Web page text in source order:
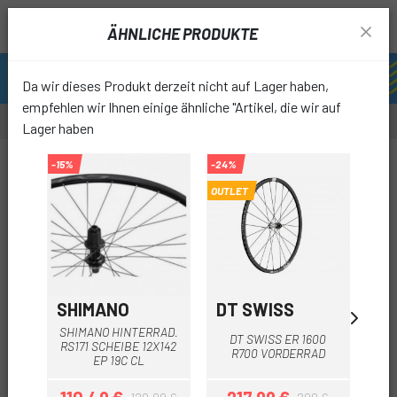
ÄHNLICHE PRODUKTE
Da wir dieses Produkt derzeit nicht auf Lager haben,
empfehlen wir Ihnen einige ähnliche "Artikel, die wir auf
Lager haben
-15%
SHIMANO
SHIMANO HINTERRAD.
RS171 SCHEIBE 12X142
EP 19C CL
-24%
OUTLET
DT SWISS
DT SWISS ER 1600
R700 VORDERRAD